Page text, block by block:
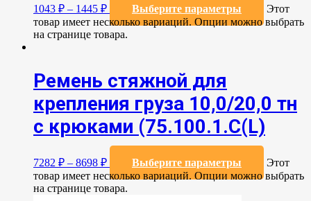
1043 ₽ – 1445 ₽ Выберите параметры
Этот
товар имеет несколько вариаций. Опции можно выбрать
на странице товара.
Ремень стяжной для
крепления груза 10,0/20,0 тн
с крюками (75.100.1.C(L)
7282 ₽ – 8698 ₽ Выберите параметры
Этот
товар имеет несколько вариаций. Опции можно выбрать
на странице товара.